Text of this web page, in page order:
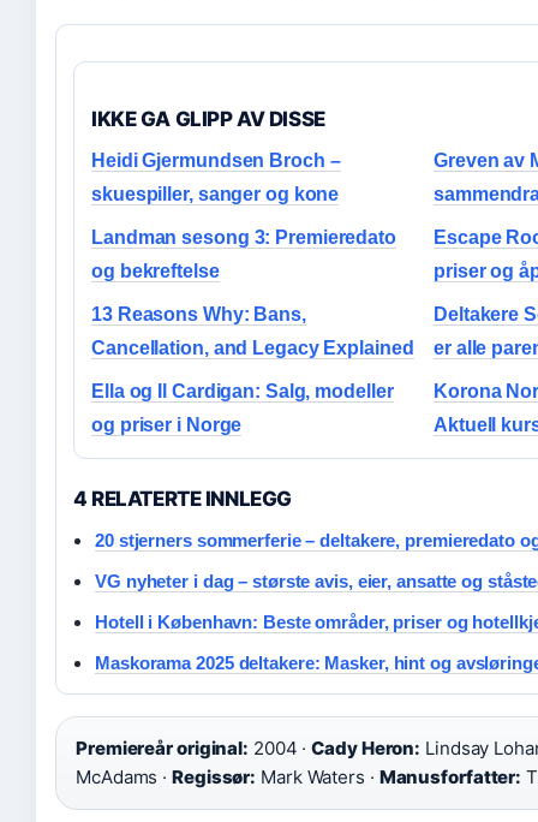
IKKE GA GLIPP AV DISSE
Heidi Gjermundsen Broch –
skuespiller, sanger og kone
Greven av
Landman sesong 3: Premieredato
og bekreftelse
Escape
priser og
13 Reasons Why: Bans,
Cancellation, and Legacy Explained
Deltakere
er alle
Ella og Il Cardigan: Salg, modeller
og priser i Norge
Korona
Aktuell
4 RELATERTE INNLEGG
20 stjerners sommerferie – deltakere, premieredato
VG nyheter i dag – største avis, eier, ansatte og
Hotell i København: Beste områder, priser og
Maskorama 2025 deltakere: Masker, hint og
Premiereår original: 2004 ·Cady Heron: Lindsay
McAdams ·Regissør: Mark Waters · Manusforfatter: